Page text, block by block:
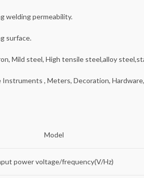
welding permeability.
surface.
Mild steel, High tensile steel,alloy
, Meters, Decoration,
Model
power voltage/frequency(V/Hz)